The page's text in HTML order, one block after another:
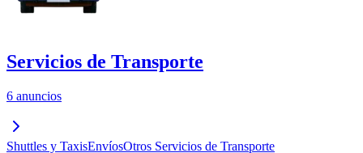
Servicios de Transporte
6 anuncios
Shuttles y TaxisEnvíosOtros Servicios de Transporte